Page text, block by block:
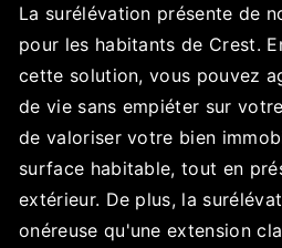
La surélévation présente de
pour les habitants de Crest.
cette solution, vous pouvez
de vie sans empiéter sur
de valoriser votre bien
surface habitable, tout en
extérieur. De plus, la
onéreuse qu'une extension